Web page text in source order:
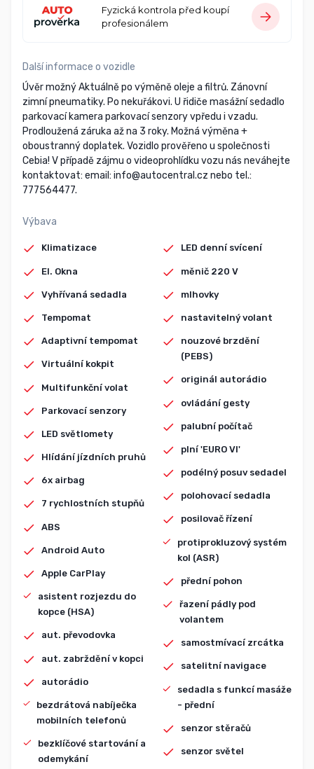
Fyzická kontrola před koupí
profesionálem
Další informace o vozidle
Úvěr možný Aktuálně po výměně oleje a filtrů. Zánovní
zimní pneumatiky. Po nekuřákovi. U řidiče masážní sedadlo
parkovací kamera parkovací senzory vpředu i vzadu.
Prodloužená záruka až na 3 roky. Možná výměna +
oboustranný doplatek. Vozidlo prověřeno u společnosti
Cebia! V případě zájmu o videoprohlídku vozu nás neváhejte
kontaktovat: email: info@autocentral.cz nebo tel.:
777564477.
Výbava
Klimatizace
El. Okna
Vyhřívaná sedadla
Tempomat
Adaptivní tempomat
Virtuální kokpit
Multifunkční volat
Parkovací senzory
LED světlomety
Hlídání jízdních pruhů
6x airbag
7 rychlostních stupňů
ABS
Android Auto
Apple CarPlay
asistent rozjezdu do
kopce (HSA)
aut. převodovka
aut. zabrždění v kopci
autorádio
bezdrátová nabíječka
mobilních telefonů
bezklíčové startování a
odemykání
LED denní svícení
měnič 220 V
mlhovky
nastavitelný volant
nouzové brzdění
(PEBS)
originál autorádio
ovládání gesty
palubní počítač
plní 'EURO VI'
podélný posuv sedadel
polohovací sedadla
posilovač řízení
protiprokluzový systém
kol (ASR)
přední pohon
řazení pádly pod
volantem
samostmívací zrcátka
satelitní navigace
sedadla s funkcí masáže
- přední
senzor stěračů
senzor světel